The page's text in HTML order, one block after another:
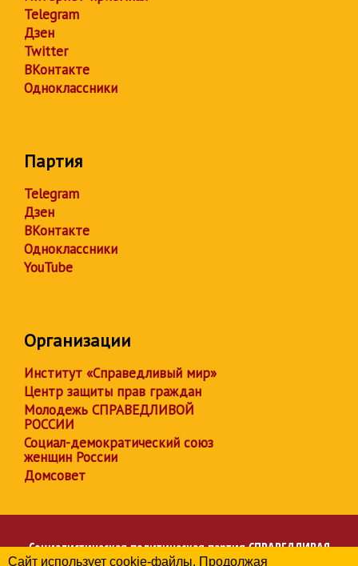
Telegram
Дзен
Twitter
ВКонтакте
Одноклассники
Партия
Telegram
Дзен
ВКонтакте
Одноклассники
YouTube
Организации
Институт «Справедливый мир»
Центр защиты прав граждан
Молодежь СПРАВЕДЛИВОЙ
РОССИИ
Социал-демократический союз
женщин России
Домсовет
Социалистическая политическая партияСПРАВЕДЛИВАЯ
Сайт использует cookie-файлы. Продолжая